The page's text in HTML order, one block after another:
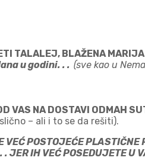
TALALEJ, BLAŽENA
u godini. . . (sve kao u
VAS NA DOSTAVI ODMAH
– ali i to se da rešiti).
POSTOJEĆE PLASTIČNE
. JER IH VEĆ POSEDUJETE U